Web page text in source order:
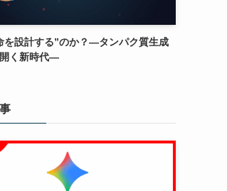
を設計する”のか？―タンパク質生成
く新時代―